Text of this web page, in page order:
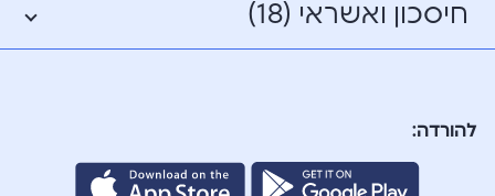
חיסכון ואשראי (18)
להורדה: